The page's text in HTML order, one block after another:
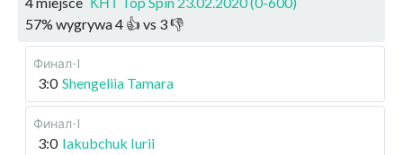
57% wygrywa4 👍 vs 3👎
Финал-I
3:0 Shengeliia Tamara
Финал-I
3:0 Iakubchuk Iurii